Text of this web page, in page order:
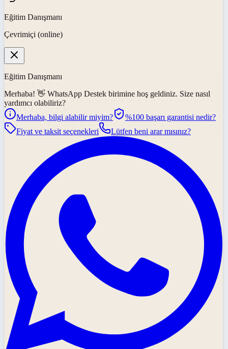
Eğitim Danışmanı
Çevrimiçi (online)
Eğitim Danışmanı
Merhaba! 👋 WhatsApp Destek birimine hoş geldiniz. Size nasıl
yardımcı olabiliriz?
Merhaba, bilgi alabilir miyim?
%100 başarı garantisi nedir?
Fiyat ve taksit seçenekleri
Lütfen beni arar mısınız?